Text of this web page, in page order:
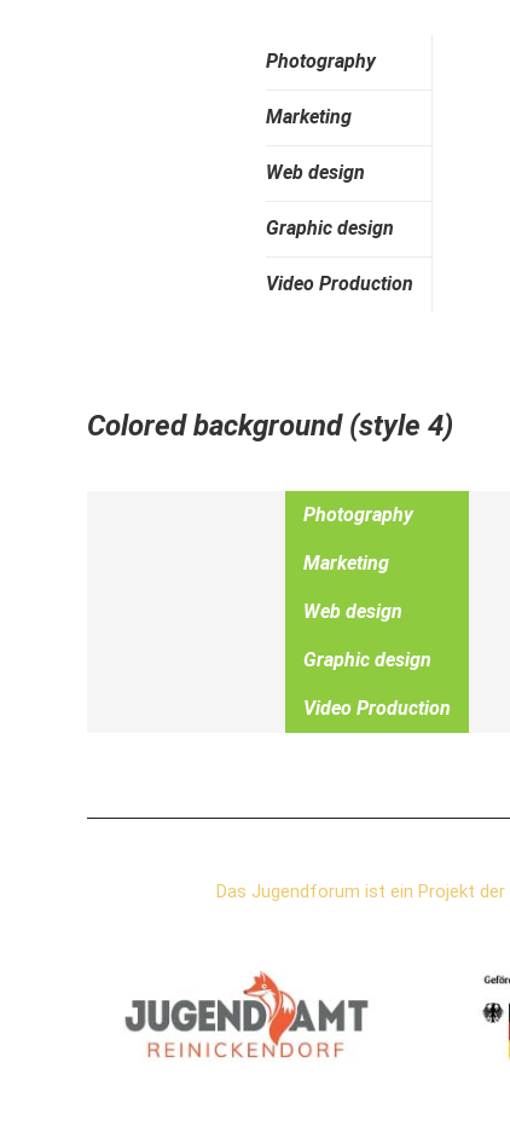
Photography
Marketing
Web design
Graphic design
Video Production
Colored background (style 4)
Photography
Marketing
Web design
Graphic design
Video Production
Das Jugendforum ist ein Projekt der